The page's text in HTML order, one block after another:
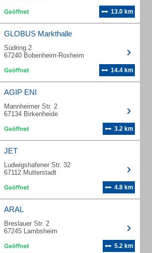
13.0 km
GLOBUS Markthalle
Südring 2
67240 Bobenheim-Roxheim
14.4 km
AGIP ENI
Mannheimer Str. 2
67134 Birkenheide
3.2 km
JET
Ludwigshafener Str. 32
67112 Mutterstadt
4.8 km
ARAL
Breslauer Str. 2
67245 Lambsheim
5.2 km